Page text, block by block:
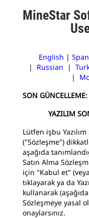
MineStar
English |
| Russian |
|
SON
YAZILIM
Lütfen işbu
("Sözleşme")
aşağıda
Satın Alma
için "Kabul et"
tıklayarak ya da
kullanarak
Sözleşmeye yasal
onaylarsınız.